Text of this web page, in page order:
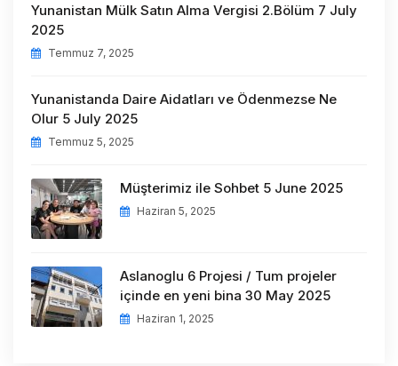
Yunanistan Mülk Satın Alma Vergisi 2.Bölüm 7 July
2025
Temmuz 7, 2025
Yunanistanda Daire Aidatları ve Ödenmezse Ne
Olur 5 July 2025
Temmuz 5, 2025
Müşterimiz ile Sohbet 5 June 2025
Haziran 5, 2025
Aslanoglu 6 Projesi / Tum projeler
içinde en yeni bina 30 May 2025
Haziran 1, 2025